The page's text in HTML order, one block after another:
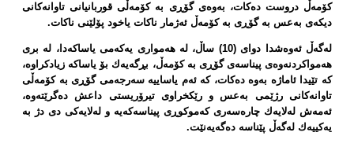
كۆمەڵ دروست دەكات، بەوەی گۆڕی بە كۆمەڵی قوربانیانی تاوانەكانی
دیكەی بەعس بە گۆڕی بە كۆمەڵ ئەژمار ناكات یاخود پۆلێنی ناكات.
لەگەڵ ئەوەشدا دوای (10) ساڵ، لە هەمواری یەكەمی یاساكەدا، لە بری
هەمواكردنەوەی پیناسەی گۆڕی بە كۆمەڵ، بڕگەیەك بۆ یاساكە زیادكراوە،
كە تێیدا ئاماژە بەوە دەكات، كە ئەم یاساییە سەرجەمی گۆڕی بە كۆمەڵی
تاوانەكانی رژێمی بەعس و رێكخراوی تیرۆریستی داعش دەگرێتەوە،
ئەمەش لەلایەك چارەسەری كەموكوڕی پیناسەكەیە و لەلایەكی دی دژ بە
یەكییەك لەگەڵ پێناسە دەگەیەنێت.